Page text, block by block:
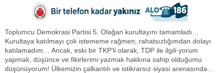
Toplumcu Demokrasi Partisi 5. Olağan kurultayını tamamladı…
Kurultaya katılmayı çok istememe rağmen, rahatsızlığımdan dolayı
katılamadım… Ancak, eski bir TKP’li olarak, TDP ile ilgili yorum
yapmak, düşünce ve fikirlerimi yazmak hakkına sahip olduğumu
düşünüyorum! Ülkemizin çalkantılı ve istikrarsız siyasi arenasında…